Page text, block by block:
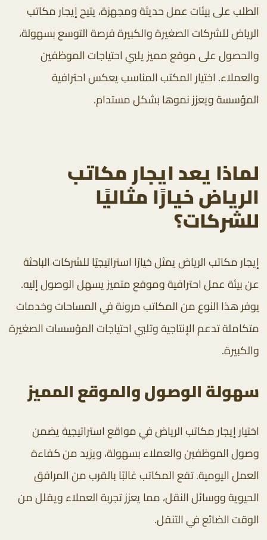
الطلب على بيئات عمل حديثة ومجهزة، يتيح إيجار مكاتب
الرياض للشركات الصغيرة والكبيرة فرصة التوسع بسهولة،
والحصول على موقع مميز يلبي احتياجات الموظفين
والعملاء. اختيار المكتب المناسب يعكس احترافية
المؤسسة ويعزز نموها بشكل مستدام.
لماذا يعد ايجار مكاتب
الرياض خيارًا مثاليًا
للشركات؟
إيجار مكاتب الرياض يمثل خيارًا استراتيجيًا للشركات الباحثة
عن بيئة عمل احترافية وموقع متميز يسهل الوصول إليه.
يوفر هذا النوع من المكاتب مرونة في المساحات وخدمات
متكاملة تدعم الإنتاجية وتلبي احتياجات المؤسسات الصغيرة
والكبيرة.
سهولة الوصول والموقع المميز
اختيار إيجار مكاتب الرياض في مواقع استراتيجية يضمن
وصول الموظفين والعملاء بسهولة، ويزيد من كفاءة
العمل اليومية. تقع المكاتب غالبًا بالقرب من المرافق
الحيوية ووسائل النقل، مما يعزز تجربة العملاء ويقلل من
الوقت الضائع في التنقل.